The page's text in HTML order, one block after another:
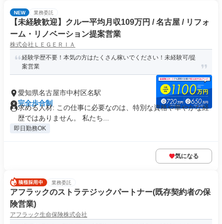
NEW 業務委託
【未経験歓迎】クルー平均月収109万円 / 名古屋 / リフォ
ーム・リノベーション提案営業
株式会社ＬＥＧＥＲＩＡ
経験学歴不要！本気の方はたくさん稼いでください！未経験可/提
案営業
愛知県名古屋市中村区名駅
完全歩合制
求める人材: この仕事に必要なのは、特別な資格や華やかな経
歴ではありません。 私たち...
即日勤務OK
気になる
業務委託
アフラックのストラテジックパートナー(既存契約者の保
険営業)
アフラック生命保険株式会社